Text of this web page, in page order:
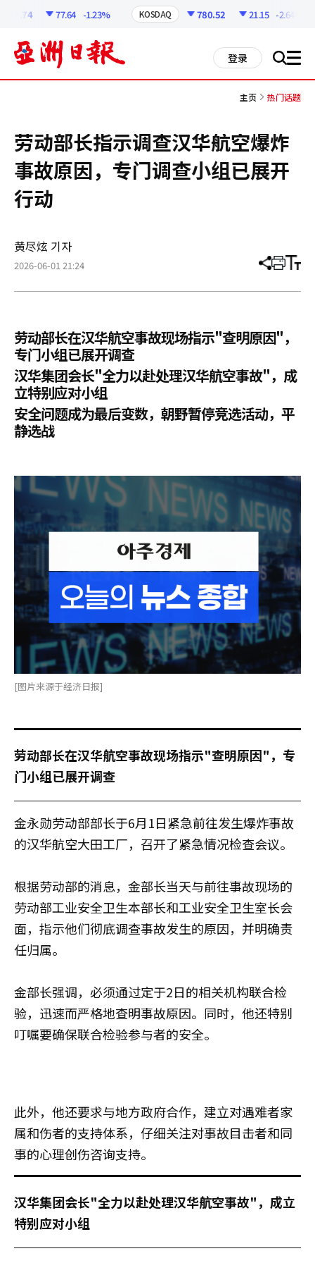
77.64 -1.23% KOSDAQ 780.52 21.15 -2.64%
登录 搜 all
主页 热门话题
劳动部长指示调查汉华航空爆炸
事故原因，专门调查小组已展开
行动
黄尽炫 기자
2026-06-01 21:24 分
章
打 调
小
劳动部长在汉华航空事故现场指示"查明原因"，
专门小组已展开调查
汉华集团会长"全力以赴处理汉华航空事故"，成
立特别应对小组
安全问题成为最后变数，朝野暂停竞选活动，平
静选战
[图片来源于经济日报]
劳动部长在汉华航空事故现场指示"查明原因"，专
门小组已展开调查
金永勋劳动部部长于6月1日紧急前往发生爆炸事故
的汉华航空大田工厂，召开了紧急情况检查会议。
根据劳动部的消息，金部长当天与前往事故现场的
劳动部工业安全卫生本部长和工业安全卫生室长会
面，指示他们彻底调查事故发生的原因，并明确责
任归属。
金部长强调，必须通过定于2日的相关机构联合检
验，迅速而严格地查明事故原因。同时，他还特别
叮嘱要确保联合检验参与者的安全。
此外，他还要求与地方政府合作，建立对遇难者家
属和伤者的支持体系，仔细关注对事故目击者和同
事的心理创伤咨询支持。
汉华集团会长"全力以赴处理汉华航空事故"，成立
特别应对小组